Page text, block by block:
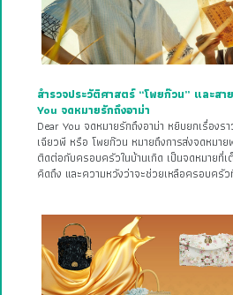
สำรวจประวัติศาสตร์ “โพยก๊วน” และส
You จดหมายรักถึงอาม่า
Dear You จดหมายรักถึงอาม่า หยิบยกเรื่องร
เฉียวพี หรือ โพยก๊วน หมายถึงการส่งจดหมาย
ติดต่อกับครอบครัวในบ้านเกิด เป็นจดหมายที่
คิดถึง และความหวังว่าจะช่วยเหลือครอบครั